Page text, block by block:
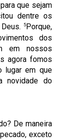
que sejam
dentre os
5Porque,
dos
em nossos
agora fomos
lugar em que
novidade do
De maneira
exceto